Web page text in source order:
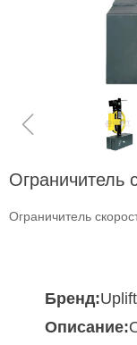
ꁆ
Ограничитель
Ограничитель
Бренд:Uplift
Описание: